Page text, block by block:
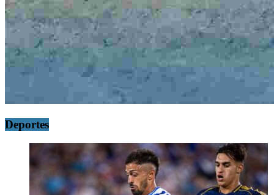
Deportes